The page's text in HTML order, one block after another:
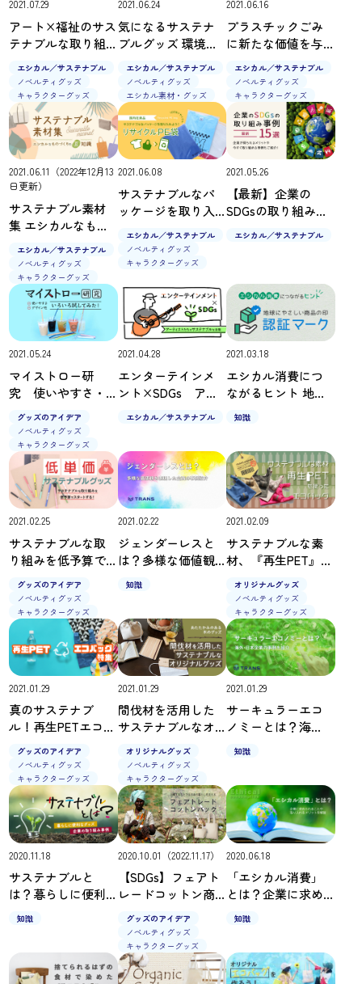
2021.07.29
アート×福祉のサス
テナブルな取り組
み「シブヤフォン
ト」の起用事例
エシカル／サステナブル
ノベルティグッズ
キャラクターグッズ
2021.06.24
気になるサステナ
ブルグッズ 環境に
やさしい「保存容
器」を集めました
エシカル／サステナブル
ノベルティグッズ
エシカル素材・グッズ
2021.06.16
プラスチックごみ
に新たな価値を与
える 100%リサイク
ルプラスチックグ
ッズ
エシカル／サステナブル
ノベルティグッズ
キャラクターグッズ
2021.06.11（2022年12月13
日更新）
サステナブル素材
集 エシカルなもの
づくりの豆知識
エシカル／サステナブル
ノベルティグッズ
キャラクターグッズ
2021.06.08
サステナブルなパ
ッケージを取り入
れよう！リサイク
ルPE袋
エシカル／サステナブル
ノベルティグッズ
キャラクターグッズ
2021.05.26
【最新】企業の
SDGsの取り組み事
例15選｜企業が得ら
れるメリットや今
エシカル／サステナブル
2021.05.24
マイストロー研
究 使いやすさ・
デザイン性いろい
ろ試してみた！
グッズのアイデア
ノベルティグッズ
キャラクターグッズ
2021.04.28
エンターテインメ
ント×SDGs アー
ティストたちのサ
ステナブルな活動
エシカル／サステナブル
2021.03.18
エシカル消費につ
ながるヒント 地球
にやさしい商品の
印『認証マーク』
知識
2021.02.25
サステナブルな取
り組みを低予算で
スタートする！低
単価サステナブル
グッズ
グッズのアイデア
ノベルティグッズ
キャラクターグッズ
2021.02.22
ジェンダーレスと
は？多様な価値観
を表現した企画の
事例紹介
知識
2021.02.09
サステナブルな素
材、『再生PET』を
使ったエコバッグ
オリジナルグッズ
ノベルティグッズ
キャラクターグッズ
2021.01.29
真のサステナブ
ル！再生PETエコバ
ッグ特集
グッズのアイデア
ノベルティグッズ
キャラクターグッズ
2021.01.29
間伐材を活用した
サステナブルなオ
リジナルグッズ
オリジナルグッズ
ノベルティグッズ
キャラクターグッズ
2021.01.29
サーキュラーエコ
ノミーとは？海
外・日本企業の事
例を紹介
知識
2020.11.18
サステナブルと
は？暮らしに便利
なグッズ、企業の
取り組み事例を紹
知識
2020.10.01（2022.11.17）
【SDGs】フェアト
レードコットン商
品特集｜途上国の
生産者を支援する
取り組み
グッズのアイデア
ノベルティグッズ
キャラクターグッズ
2020.06.18
「エシカル消費」
とは？企業に求め
られることや取り
入れるメリット
知識